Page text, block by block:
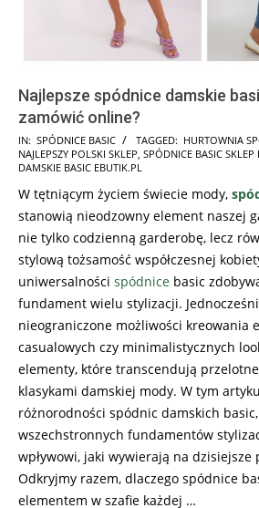
Najlepsze spódnice damskie
zamówić online?
2025-
09-
IN: SPÓDNICE BASIC TAGGED: HURTOWNIA
NAJLEPSZY POLSKI SKLEP, SPÓDNICE BASIC SKLEP
DAMSKIE BASIC EBUTIK.PL
W tętniącym życiem świecie mody,
stanowią nieodzowny element naszej
nie tylko codzienną garderobę, lecz
stylową tożsamość współczesnej
uniwersalności spódnice basic
fundament wielu stylizacji.
nieograniczone możliwości kreowania
casualowych czy minimalistycznych
elementy, które transcendują
klasykami damskiej mody. W tym
różnorodności spódnic damskich
wszechstronnych fundamentów
wpływowi, jaki wywierają na dzisiejsze
Odkryjmy razem, dlaczego spódnice
elementem w szafie każdej …